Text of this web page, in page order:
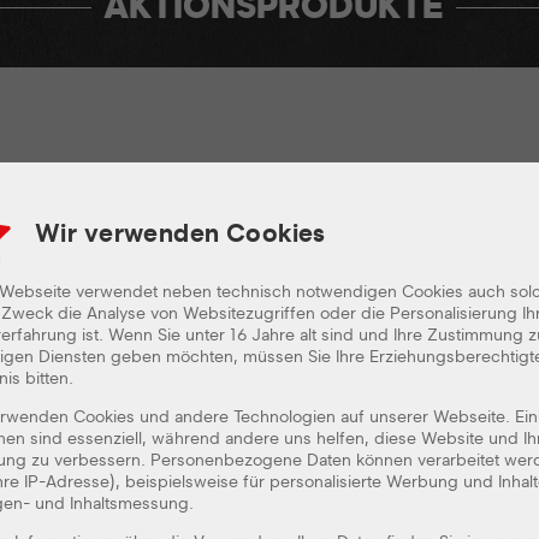
Wir verwenden Cookies
verwendet neben technisch notwendigen Cookies auch
die Analyse von Websitezugriffen oder die Personalisierung
ist. Wenn Sie unter 16 Jahre alt sind und Ihre Zustimmung
Diensten geben möchten, müssen Sie Ihre
bitten.
Cookies und andere Technologien auf unserer Webseite.
sind essenziell, während andere uns helfen, diese Website und
zu verbessern. Personenbezogene Daten können verarbeitet
IP-Adresse), beispielsweise für personalisierte Werbung und
und Inhaltsmessung.
AKTIONSPRODUKTE
MIT DER FREDDY FRESH APP!
Einfach mobil bestellen - von überall!
Kostenlos
Einfache Bedienung
Mobil - von überall schnell bestellen